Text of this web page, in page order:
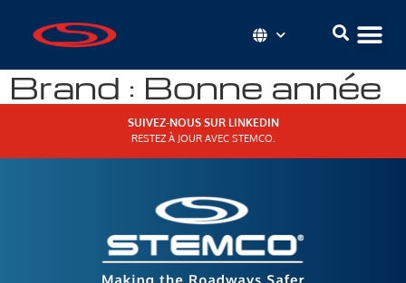
Brand : Bonne année
SUIVEZ-NOUS SUR LINKEDIN
RESTEZ À JOUR AVEC STEMCO.